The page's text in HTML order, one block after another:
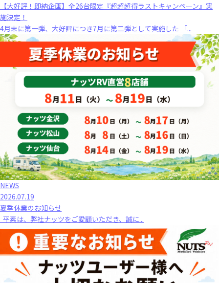
【大好評！即納企画】全26台限定『超超超得ラストキャンペーン』実
施決定！
4月末に第一弾、大好評につき7月に第二弾として実施した 「...
NEWS
2026.07.19
夏季休業のお知らせ
平素は、弊社ナッツをご愛顧いただき、誠に...